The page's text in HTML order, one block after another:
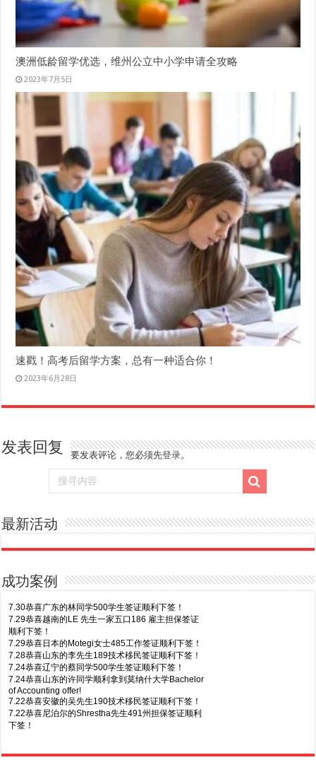
澳洲低龄留学优选，维州公立中小学申请全攻略
2023年7月5日
速戳！高考后留学方案，总有一种适合你！
2023年6月28日
发表回复 要发表评论，您必须先登录。
最新活动
成功案例
7.30恭喜广东的林同学500学生签证顺利下签！
7.29恭喜越南的LE 先生一家五口186 雇主担保签证
顺利下签！
7.29恭喜日本的Motegi女士485工作签证顺利下签！
7.28恭喜山东的李先生189技术移民签证顺利下签！
7.24恭喜辽宁的蔡同学500学生签证顺利下签！
7.24恭喜山东的许同学顺利拿到莫纳什大学Bachelor
of Accounting offer!
7.22恭喜安徽的吴先生190技术移民签证顺利下签！
7.22恭喜尼泊尔的Shrestha先生491州担保签证顺利
下签！